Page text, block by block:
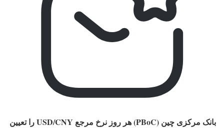
بانک مرکزی چین (PBoC) هر روز نرخ مرجع USD/CNY را تعیین